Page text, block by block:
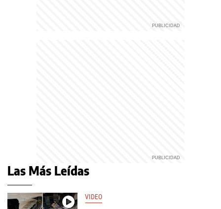
Las Más Leídas
VIDEO